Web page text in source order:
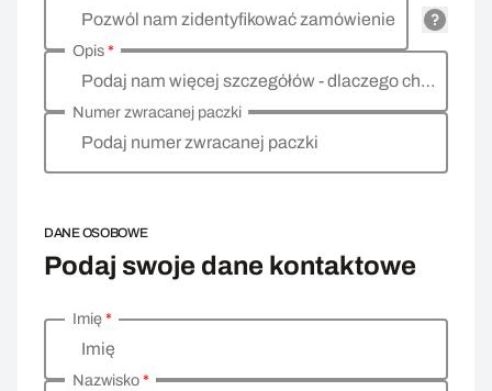
Pozwól nam zidentyfikować zamówienie
Podaj nam więcej szczegółów - dlaczego chcesz zwrócić towar, co jest powodem?
Opis*
Podaj numer zwracanej paczki
Numer zwracanej paczki
DANE OSOBOWE
Podaj swoje dane kontaktowe
Wprowadź swoje dane osobowe
Imię
Imię*
Nazwisko*